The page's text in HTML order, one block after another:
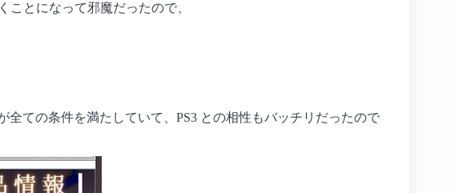
とになって邪魔だったので、
全ての条件を満たしていて、PS3 との相性もバッチリだったので